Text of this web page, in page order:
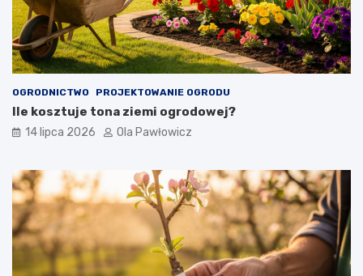
OGRODNICTWO PROJEKTOWANIE OGRODU
Ile kosztuje tona ziemi ogrodowej?
14 lipca 2026 Ola Pawłowicz